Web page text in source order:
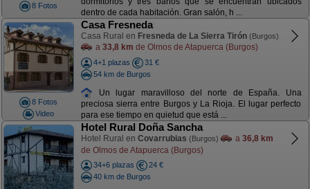
8 Fotos
dentro de cada habitación. Gran salón, h ...
8 Fotos
Video
Casa Fresneda
Casa Rural en Fresneda de La Sierra Tirón (Burgos)
a 33,8 km de Olmos de Atapuerca (Burgos)
4+1 plazas
31 €
54 km de Burgos
Un lugar maravilloso del norte de España. Una
preciosa sierra entre Burgos y La Rioja. El lugar perfecto
para ese tiempo en quietud que está ...
Hotel Rural Doña Sancha
Hotel Rural en Covarrubias (Burgos) a 36,8 km
de Olmos de Atapuerca (Burgos)
34+6 plazas
24 €
40 km de Burgos